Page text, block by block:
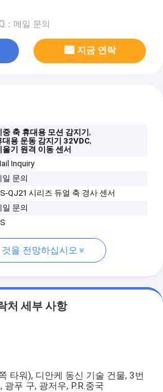
：메일 문의
지금 연락
중 축 휴대용 모션 감지기,
대용 운동 감지기 32VDC,
울기 원격 이동 센서
Inquiry
일 문의
QJ21 시리즈 듀얼 축 경사 센서
일 문의
을 전망하십시오
처 세부 사항
타워), 디안케 동신 기술 건물, 3번
광푸 구, 광저우, P.R.중국